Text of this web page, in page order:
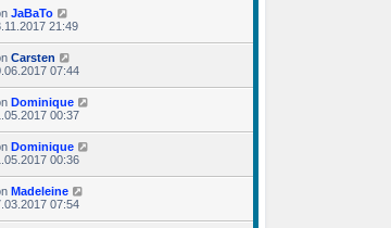
JaBaTo
21:49
Carsten
07:44
Dominique
00:37
Dominique
00:36
Madeleine
07:54